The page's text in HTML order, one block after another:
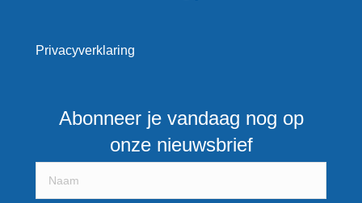
Privacyverklaring
Abonneer je vandaag nog op
onze nieuwsbrief